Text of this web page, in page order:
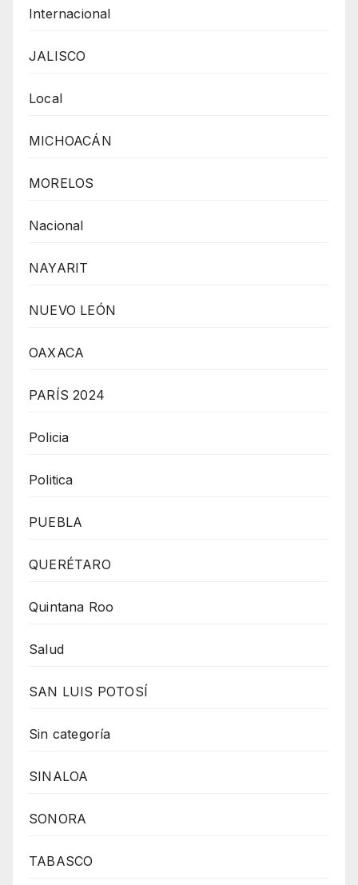
Internacional
JALISCO
Local
MICHOACÁN
MORELOS
Nacional
NAYARIT
NUEVO LEÓN
OAXACA
PARÍS 2024
Policia
Politica
PUEBLA
QUERÉTARO
Quintana Roo
Salud
SAN LUIS POTOSÍ
Sin categoría
SINALOA
SONORA
TABASCO